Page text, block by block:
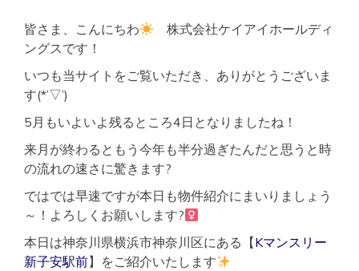
皆さま、こんにちわ
株式会社ケイアイホールディ
ングスです！
いつも当サイトをご覧いただき、ありがとうございま
す(*’▽’)
5月もいよいよ残るところ4日となりましたね！
来月が終わるともう今年も半分過ぎたんだと思うと時
の流れの速さに驚きます?
ではでは早速ですが本日も物件紹介にまいりましょう
～！よろしくお願いします?‍
本日は神奈川県横浜市神奈川区にある【Kマンスリー
新子安駅前】をご紹介いたします